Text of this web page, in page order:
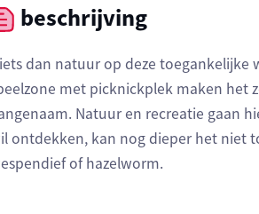
beschrijving
dan natuur op deze toegankelijke
met picknickplek maken het
Natuur en recreatie gaan
ontdekken, kan nog dieper het niet
of hazelworm.